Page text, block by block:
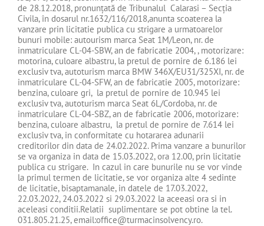
de 28.12.2018, pronunţată de Tribunalul Calarasi – Secţia
Civila, în dosarul nr.1632/116/2018,anunta scoaterea la
vanzare prin licitatie publica cu strigare a urmatoarelor
bunuri mobile: autourism marca Seat 1M/Leon, nr. de
inmatriculare CL-04-SBW, an de fabricatie 2004, , motorizare:
motorina, culoare albastru, la pretul de pornire de 6.186 lei
exclusiv tva, autoturism marca BMW 346X/EU31/325XI, nr. de
inmatriculare CL-04-SFW, an de fabricatie 2005, motorizare:
benzina, culoare gri, la pretul de pornire de 10.945 lei
exclusiv tva, autoturism marca Seat 6L/Cordoba, nr. de
inmatriculare CL-04-SBZ, an de fabricatie 2006, motorizare:
benzina, culoare albastru, la pretul de pornire de 7.614 lei
exclusiv tva, in conformitate cu hotararea adunarii
creditorilor din data de 24.02.2022. Prima vanzare a bunurilor
se va organiza in data de 15.03.2022, ora 12.00, prin licitatie
publica cu strigare. In cazul in care bunurile nu se vor vinde
la primul termen de licitatie, se vor organiza alte 4 sedinte
de licitatie, bisaptamanale, in datele de 17.03.2022,
22.03.2022, 24.03.2022 si 29.03.2022 la aceeasi ora si in
aceleasi conditii.Relatii suplimentare se pot obtine la tel.
031.805.21.25, email:office@turmacinsolvency.ro.